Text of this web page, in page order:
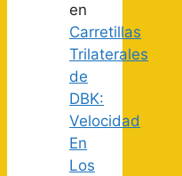
en
Carretillas
Trilaterales
de
DBK:
Velocidad
En
Los